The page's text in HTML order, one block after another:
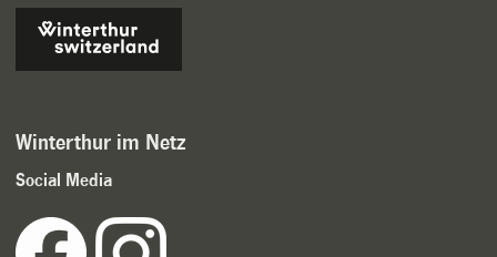
Winterthur im Netz
Social Media